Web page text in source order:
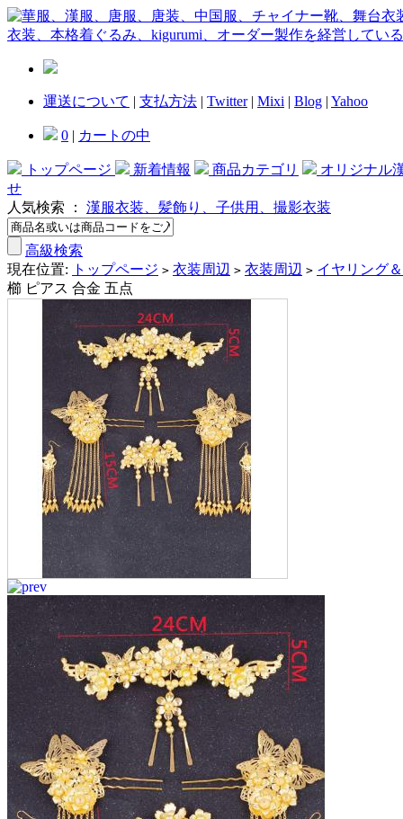
運送について | 支払方法 | Twitter| Mixi | Blog | Yahoo
0 | カートの中
トップページ 新着情報 商品カテゴリ
オリジナル
せ
人気検索 ： 漢服衣装、髪飾り、子供用、撮影衣装
高級検索
現在位置:
トップページ > 衣装周辺 > 衣装周辺 > イヤリング
櫛 ピアス 合金 五点